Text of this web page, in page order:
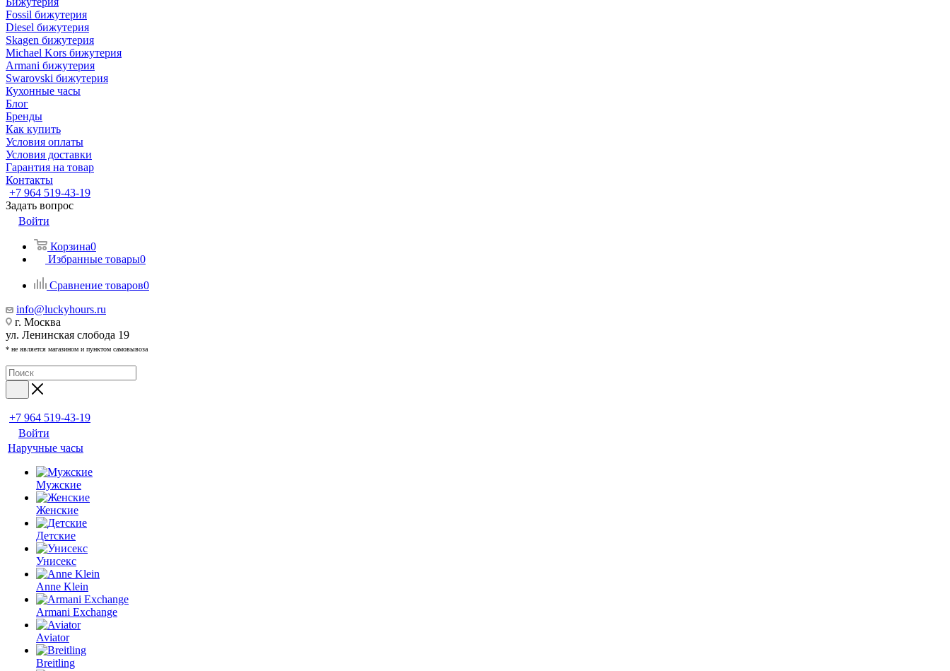
Fossil бижутерия
Diesel бижутерия
Skagen бижутерия
Michael Kors бижутерия
Armani бижутерия
Swarovski бижутерия
Кухонные часы
Блог
Бренды
Как купить
Условия оплаты
Условия доставки
Гарантия на товар
Контакты
+7 964 519-43-19
Задать вопрос
Войти
Корзина0
Избранные товары0
Сравнение товаров0
info@luckyhours.ru
г. Москва
ул. Ленинская слобода 19
* не является магазином и пунктом самовывоза
+7 964 519-43-19
Войти
Наручные часы
Мужские
Женские
Детские
Унисекс
Anne Klein
Armani Exchange
Aviator
Breitling